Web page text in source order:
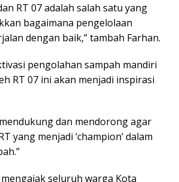
RT 07 adalah salah satu yang
bagaimana pengelolaan
dengan baik,” tambah Farhan.
pengolahan sampah mandiri
RT 07 ini akan menjadi inspirasi
dan mendorong agar
yang menjadi ‘champion’ dalam
seluruh warga Kota